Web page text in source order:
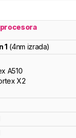
1 (4nm izrada)
A510
X2